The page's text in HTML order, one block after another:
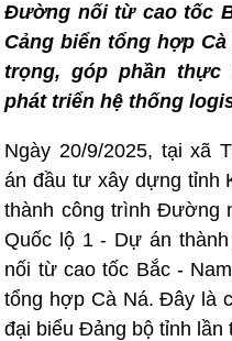
Đường nối từ cao tốc
Cảng biển tổng hợp
trọng, góp phần
phát triển hệ thống
Ngày 20/9/2025, tại xã
án đầu tư xây dựng tỉnh
thành công trình Đường
Quốc lộ 1 - Dự án
nối từ cao tốc Bắc -
tổng hợp Cà Ná. Đây là
đại biểu Đảng bộ tỉnh lần